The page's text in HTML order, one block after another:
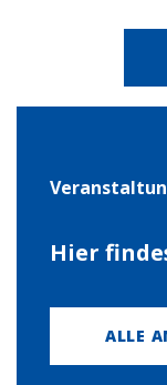
Hier
ALLE